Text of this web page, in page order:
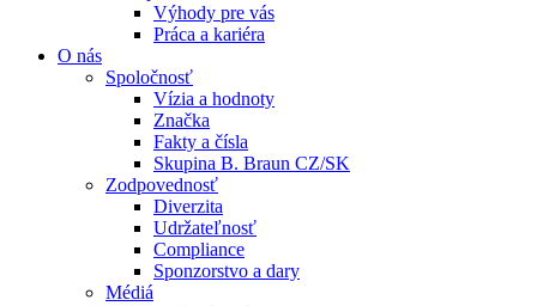
Výhody pre vás
Práca a kariéra
O nás
Spoločnosť
Vízia a hodnoty
Značka
Fakty a čísla
Skupina B. Braun CZ/SK
Zodpovednosť
Diverzita
Udržateľnosť
Compliance
Sponzorstvo a dary
Médiá